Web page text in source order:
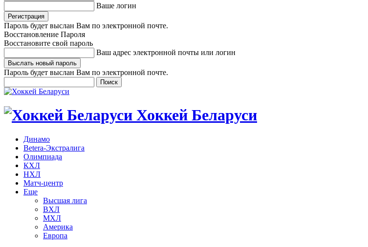
Ваше логин
Пароль будет выслан Вам по электронной почте.
Восстановление Пароля
Восстановите свой пароль
Ваш адрес электронной почты или логин
Пароль будет выслан Вам по электронной почте.
Хоккей Беларуси
Динамо
Betera-Экстралига
Олимпиада
КХЛ
НХЛ
Матч-центр
Еще
Высшая лига
ВХЛ
МХЛ
Америка
Европа